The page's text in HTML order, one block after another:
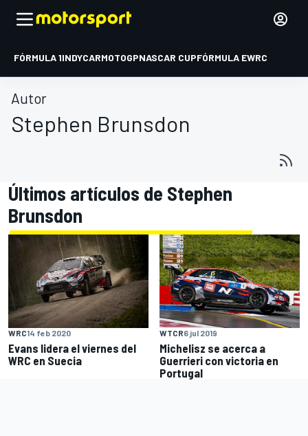
FÓRMULA 1INDYCARMOTOGPNASCAR CUPFÓRMULA EWRC
Autor
Stephen Brunsdon
Últimos artículos de Stephen
Brunsdon
WRC14 feb 2020
Evans lidera el viernes del
WRC en Suecia
WTCR6 jul 2019
Michelisz se acerca a
Guerrieri con victoria en
Portugal